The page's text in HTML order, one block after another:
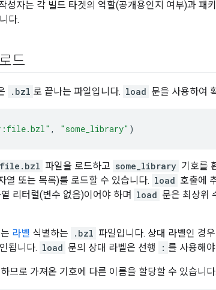
성자는 각 빌드 타겟의 역할(공개용인지 여부)과 패
다.
드
.bzl 로 끝나는 파일입니다. load 문을 사용하여
, "some_library" )
파일을 로드하고 some_library 기호를
열 또는 목록)를 로드할 수 있습니다. load 호출에
리터럴(변수 없음)이어야 하며
load 문은 최상위
라벨 식별하는 .bzl 파일입니다. 상대 라벨인 경
됩니다. load 문의 상대 라벨은 선행 : 를 사용해
므로 가져온 기호에 다른 이름을 할당할 수 있습니다.